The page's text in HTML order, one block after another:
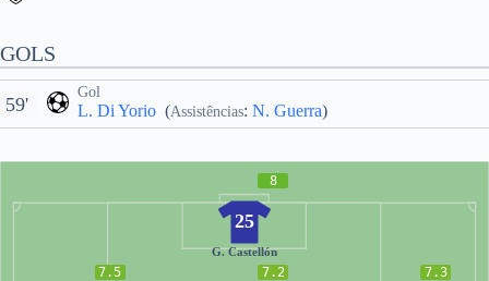
GOLS
Gol
L. Di Yorio (Assistências: N. Guerra)
59'
8
25
G. Castellón
7.3
7.2
7.5